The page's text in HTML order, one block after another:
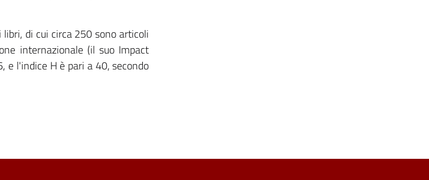
di cui circa 250 sono articoli
internazionale (il suo Impact
e l'indice H è pari a 40, secondo